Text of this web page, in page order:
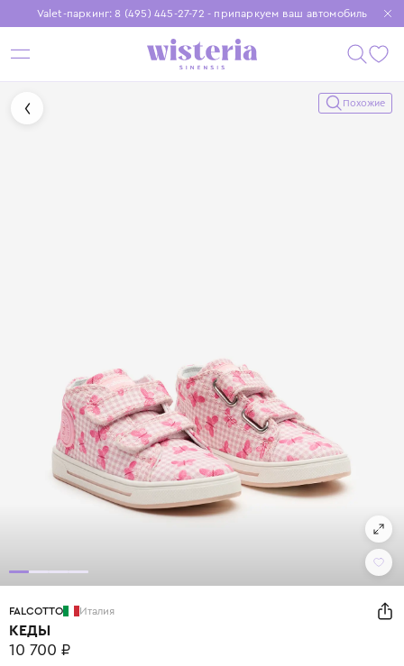
Valet-паркинг: 8 (495) 445-27-72 - припаркуем ваш автомобиль
Бесплатная доставка при заказе от 15 000 ₽
Установите приложение, чтобы покупки были еще удобнее
Похожие
FALCOTTO Италия
КЕДЫ
10 700 ₽